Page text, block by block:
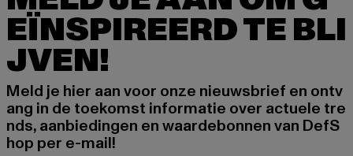
EÏNSPIREERD TE BLI
JVEN!
Meld je hier aan voor onze nieuwsbrief en ontv
ang in de toekomst informatie over actuele tre
nds, aanbiedingen en waardebonnen van DefS
hop per e-mail!